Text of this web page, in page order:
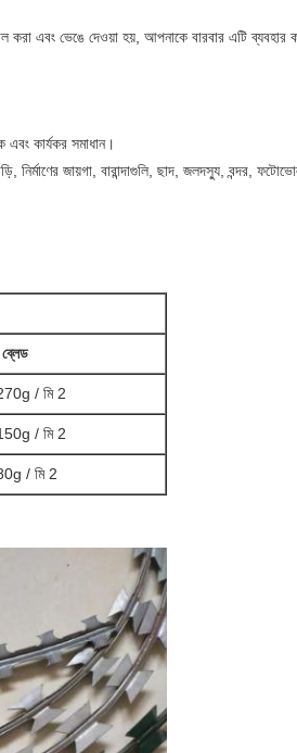
করা এবং ভেঙে দেওয়া হয়, আপনাকে বারবার এটি ব্যবহার
কার্যকর সমাধান।
নির্মাণের জায়গা, বারান্দাগুলি, ছাদ, জলদস্যু, বন্দর,
ব্লেড
/ মি 2
/ মি 2
/ মি 2